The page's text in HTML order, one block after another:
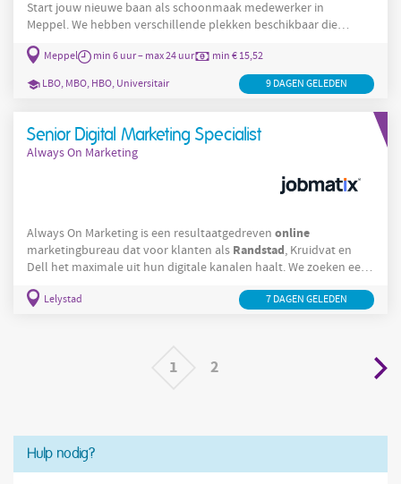
Start jouw nieuwe baan als schoonmaak medewerker in
Meppel. We hebben verschillende plekken beschikbaar die
passen bij jouw wensen. Wij gaan samen met jou op zoek naar
een baan die past bij jou. Bijvoorbeeld: Bij Tempo Team
(kantoor): hier werk je op vrijdag tussen 08:00 - 17:00 uur. Je
(kantoor): hier werk je op
Meppel min 6 uur – max 24 uur min € 15,52
LBO, MBO, HBO, Universitair 9 DAGEN GELEDEN
Senior Digital Marketing Specialist
Always On Marketing
Always On Marketing is een resultaatgedreven online
marketingbureau dat voor klanten als Randstad, Kruidvat en
Dell het maximale uit hun digitale kanalen haalt. We zoeken een
geen ander en die strategie vertaalt naar meetbare groei. Jouw
Lelystad 7 DAGEN GELEDEN
1 2
Hulp nodig?